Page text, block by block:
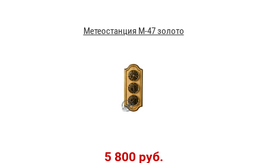
Метеостанция М-47 золото
5 800 руб.